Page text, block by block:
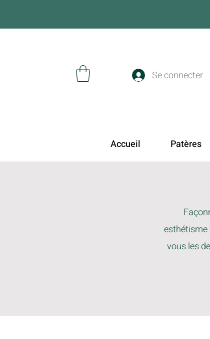
Se connecter
Accueil Patères
esthétisme
vous les